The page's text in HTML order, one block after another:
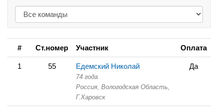
# Ст.номер Участник Оплата
1 55 Едемский Николай
74 года
Россия, Вологодская Область,
Г.Харовск
Да